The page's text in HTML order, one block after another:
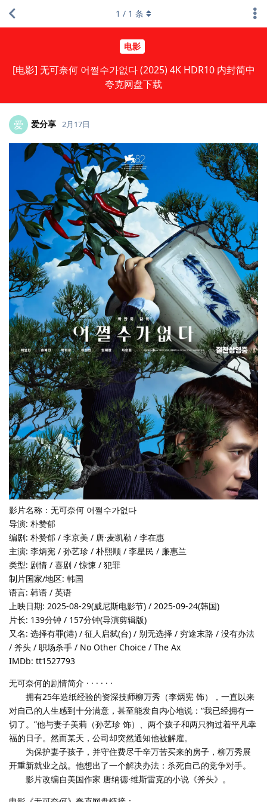
电影
[电影] 无可奈何 어쩔수가없다 (2025) 4K HDR10 内封简中
夸克网盘下载
1 / 1 条
爱 爱分享 2月17日
影片名称：无可奈何 어쩔수가없다
导演: 朴赞郁
编剧: 朴赞郁 / 李京美 / 唐·麦凯勒 / 李在惠
主演: 李炳宪 / 孙艺珍 / 朴熙顺 / 李星民 / 廉惠兰
类型: 剧情 / 喜剧 / 惊悚 / 犯罪
制片国家/地区: 韩国
语言: 韩语 / 英语
上映日期: 2025-08-29(威尼斯电影节) / 2025-09-24(韩国)
片长: 139分钟 / 157分钟(导演剪辑版)
又名: 选择有罪(港) / 征人启弑(台) / 别无选择 / 穷途末路 / 没有办法
/ 斧头 / 职场杀手 / No Other Choice / The Ax‎
IMDb: tt1527793
无可奈何的剧情简介 · · · · · ·
拥有25年造纸经验的资深技师柳万秀（李炳宪 饰），一直以来
对自己的人生感到十分满意，甚至能发自内心地说：“我已经拥有一
切了。”他与妻子美莉（孙艺珍 饰）、两个孩子和两只狗过着平凡幸
福的日子。然而某天，公司却突然通知他被解雇。
为保护妻子孩子，并守住费尽千辛万苦买来的房子，柳万秀展
开重新就业之战。他想出了一个解决办法：杀死自己的竞争对手。
影片改编自美国作家 唐纳德·维斯雷克的小说《斧头》。